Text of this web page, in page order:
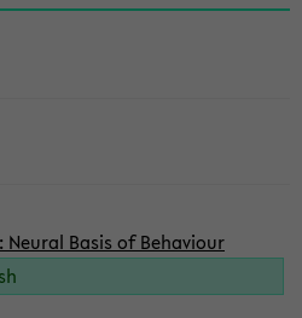
Basis of Behaviour